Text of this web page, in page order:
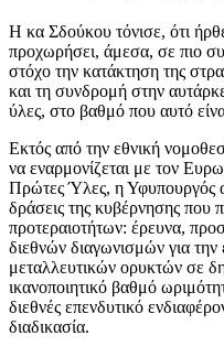
Η κα Σδούκου τόνισε, ότι
προχωρήσει, άμεσα, σε πιο
στόχο την κατάκτηση της
και τη συνδρομή στην
ύλες, στο βαθμό που αυτό
Εκτός από την εθνική
να εναρμονίζεται με τον
Πρώτες Ύλες, η Υφυπουργός
δράσεις της κυβέρνησης που
προτεραιοτήτων: έρευνα,
διεθνών διαγωνισμών για
μεταλλευτικών ορυκτών σε
ικανοποιητικό βαθμό
διεθνές επενδυτικό
διαδικασία.